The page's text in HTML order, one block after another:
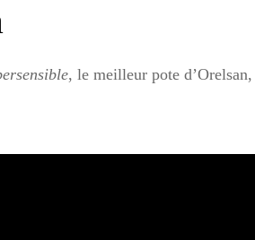
, le meilleur pote